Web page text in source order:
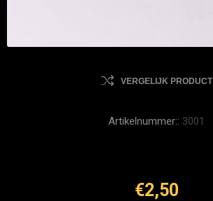
VERGELIJK PRODUCT
Artikelnummer:: 3001
€2,50